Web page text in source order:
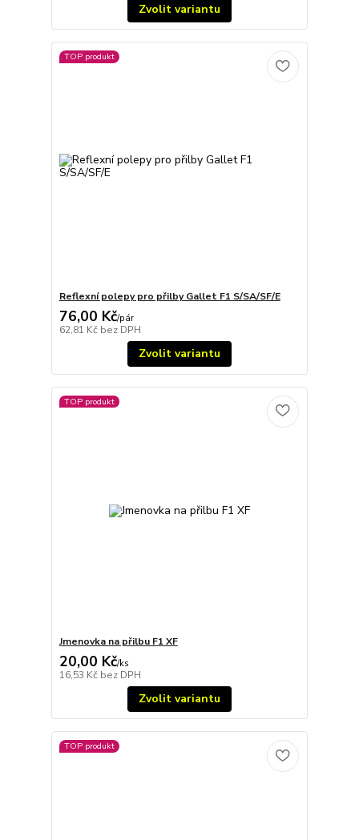
Zvolit variantu
TOP produkt
Reflexní polepy pro přilby Gallet F1 S/SA/SF/E
76,00 Kč/pár
62,81 Kč bez DPH
Zvolit variantu
TOP produkt
Jmenovka na přilbu F1 XF
20,00 Kč/ks
16,53 Kč bez DPH
Zvolit variantu
TOP produkt